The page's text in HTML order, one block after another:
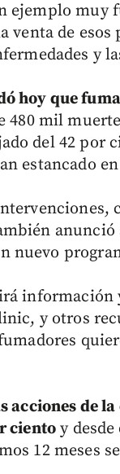
ejemplo
venta de
y
hoy que
480 mil
del 42 por
estancado
nuevo
información
y otros
acciones de
ciento y
12 meses